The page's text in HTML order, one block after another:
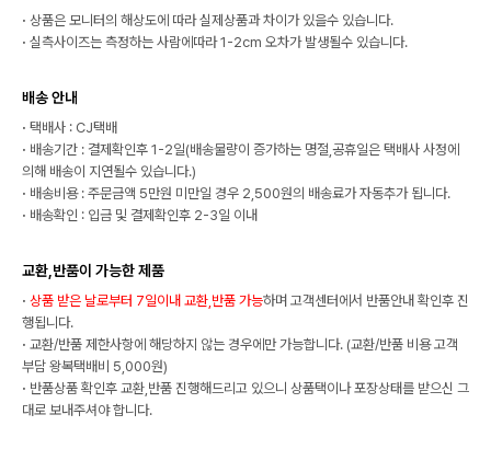
· 상품은 모니터의 해상도에 따라 실제상품과 차이가 있을수 있습니다.
· 실측사이즈는 측정하는 사람에따라 1-2cm 오차가 발생될수 있습니다.
배송 안내
· 택배사 : CJ택배
· 배송기간 : 결제확인후 1-2일(배송물량이 증가하는 명절,공휴일은 택배사 사정에
의해 배송이 지연될수 있습니다.)
· 배송비용 : 주문금액 5만원 미만일 경우 2,500원의 배송료가 자동추가 됩니다.
· 배송확인 : 입금 및 결제확인후 2-3일 이내
교환,반품이 가능한 제품
· 상품 받은 날로부터 7일이내 교환,반품 가능하며 고객센터에서 반품안내 확인후 진
행됩니다.
· 교환/반품 제한사항에 해당하지 않는 경우에만 가능합니다. (교환/반품 비용 고객
부담 왕복택배비 5,000원)
· 반품상품 확인후 교환,반품 진행해드리고 있으니 상품택이나 포장상태를 받으신 그
대로 보내주셔야 합니다.